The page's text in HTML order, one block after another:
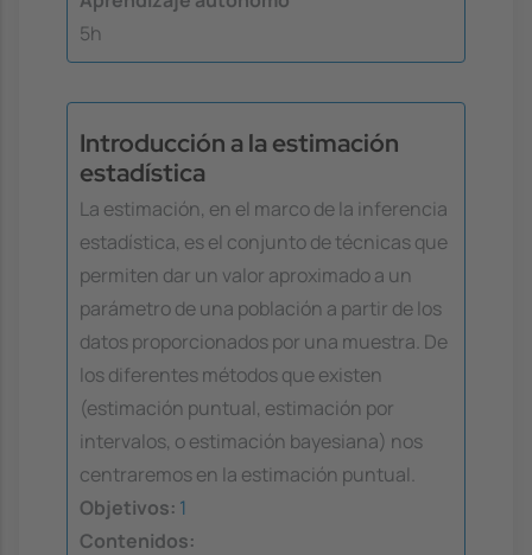
5h
Introducción a la estimación
estadística
La estimación, en el marco de la inferencia
estadística, es el conjunto de técnicas que
permiten dar un valor aproximado a un
parámetro de una población a partir de los
datos proporcionados por una muestra. De
los diferentes métodos que existen
(estimación puntual, estimación por
intervalos, o estimación bayesiana) nos
centraremos en la estimación puntual.
Objetivos: 1
Contenidos: